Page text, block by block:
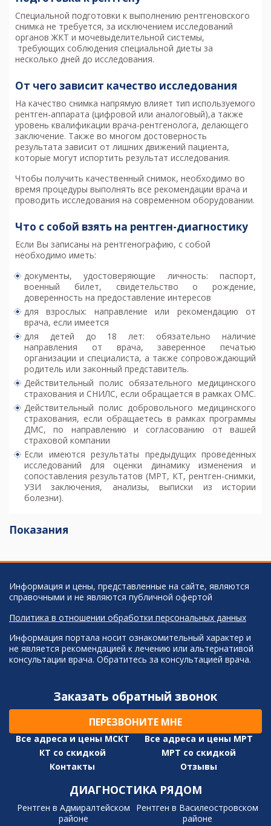
Специальной подготовки к выполнению рентгеновского
снимка не требуется, за исключением исследований
органов ЖКТ и мочевыделительной системы,
требующих соблюдения специальной диеты за
несколько дней до исследования.
От чего зависит качество исследования
На качество снимка напрямую влияет тип используемого
рентген-аппарата (цифровой или аналоговый),а также
уровень квалификации врача-рентгенолога, делающего
заключение. Также во многом достоверность
результата зависит от лишних движений пациента,
которые могут испортить результат исследования.
Чтобы получить качественный снимок, необходимо во
время процедуры выполнять все рекомендации врача и
проводить исследования на современном оборудовании.
Что с собой взять на рентген-диагностику
Если Вы записаны на рентгенографию, с собой
необходимо иметь:
документы, удостоверяющие личность: паспорт,
военный билет, свидетельство о рождение,
доверенность на предоставление интересов
для взрослых: направление или рекомендацию от
врача, если имеется
для детей до 18 лет: обязательно наличие
направления от врача, заверенное печатью
организации и специалиста, а также сопровождающий
родитель или законный представитель.
Действительный полис обязательного медицинского
страхования и СНИЛС, если обращается в рамках ОМС.
Действительный полис добровольного медицинского
страхования, если обращаетесь в рамках программы
ДМС, по направлению и согласованию от вашей
страховой компании
Если имеются результаты предыдущих проведенных
исследований для оценки динамику изменения и
сопоставления результатов (МРТ, КТ, рентген-снимки,
УЗИ заключения, анализы, выписки из истории
болезни).
Показания
Информация и цены, представленные на сайте, являются
справочными и не являются публичной офертой
Политика в отношении обработки персональных данных
Информация портала носит ознакомительный характер и
не является рекомендацией к лечению или альтернативой
консультации врача. Обратитесь за консультацией врача.
Заказать обратный звонок
ПЕРЕЗВОНИТЕ МНЕ
Все адреса и цены МСКТ
Все адреса и цены МРТ
КТ со скидкой
МРТ со скидкой
Контакты
Отзывы
ДИАГНОСТИКА РЯДОМ
Рентген в Адмиралтейском
районе
Рентген в Василеостровском
районе